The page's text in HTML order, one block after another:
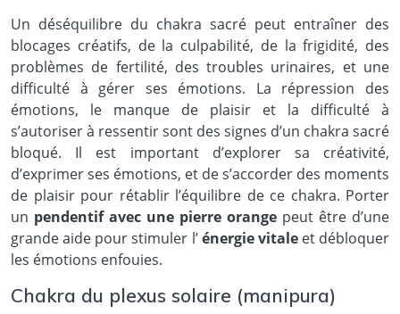
Un déséquilibre du chakra sacré peut entraîner des
blocages créatifs, de la culpabilité, de la frigidité, des
problèmes de fertilité, des troubles urinaires, et une
difficulté à gérer ses émotions. La répression des
émotions, le manque de plaisir et la difficulté à
s’autoriser à ressentir sont des signes d’un chakra sacré
bloqué. Il est important d’explorer sa créativité,
d’exprimer ses émotions, et de s’accorder des moments
de plaisir pour rétablir l’équilibre de ce chakra. Porter
un pendentif avec une pierre orange peut être d’une
grande aide pour stimuler l’énergie vitale et débloquer
les émotions enfouies.
Chakra du plexus solaire (manipura)